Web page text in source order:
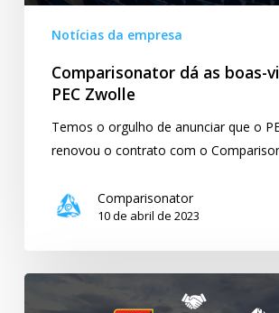
Notícias da empresa
Comparisonator dá as boas-
PEC Zwolle
Temos o orgulho de anunciar que o
renovou o contrato com o
Comparisonator
10 de abril de 2023